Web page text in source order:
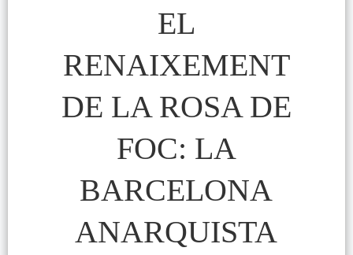
EL
RENAIXEMENT
DE LA ROSA DE
FOC: LA
BARCELONA
ANARQUISTA